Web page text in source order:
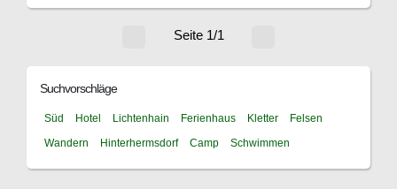
Seite 1/1
Suchvorschläge
Süd Hotel Lichtenhain Ferienhaus Kletter
Felsen
Wandern
Hinterhermsdorf Camp Schwimmen